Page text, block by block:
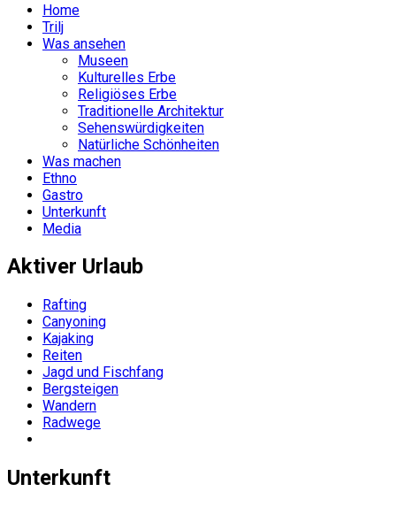
Home
Trilj
Was ansehen
Museen
Kulturelles Erbe
Religiöses Erbe
Traditionelle Architektur
Sehenswürdigkeiten
Natürliche Schönheiten
Was machen
Ethno
Gastro
Unterkunft
Media
Aktiver Urlaub
Rafting
Canyoning
Kajaking
Reiten
Jagd und Fischfang
Bergsteigen
Wandern
Radwege
Unterkunft